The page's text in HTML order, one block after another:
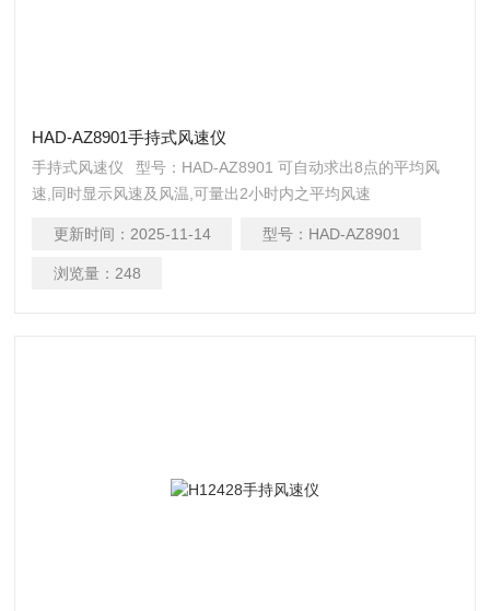
HAD-AZ8901手持式风速仪
手持式风速仪 型号：HAD-AZ8901 可自动求出8点的平均风
速,同时显示风速及风温,可量出2小时内之平均风速
更新时间： 2025-11-14 型号： HAD-AZ8901
浏览量： 248